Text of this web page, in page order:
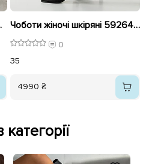
Чоботи жіночі шкіряні 592649 Чорні
0
35
4990 ₴